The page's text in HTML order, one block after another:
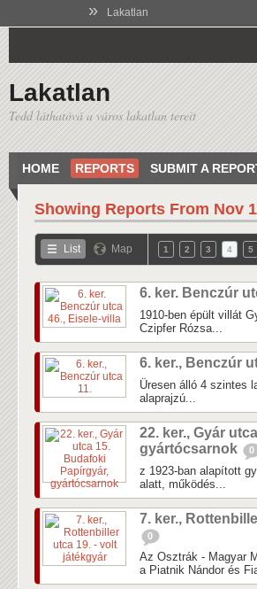
» Lakatlan
Lakatlan
Tedd láthatóvá a város lakatlan tereit
HOME REPORTS SUBMIT A
Showing Reports From Nov
List Map 1 2 3 4 5
6. ker. Benczúr
1910-ben épült villát
Czipfer Rózsa...
6. ker., Benczúr
Üresen álló 4 szintes
alaprajzú...
22. ker., Gyár
gyártócsarnok
0
z 1923-ban alapított
alatt, működés...
7. ker.,
0
Az Osztrák - Magyar
a Piatnik Nándor és